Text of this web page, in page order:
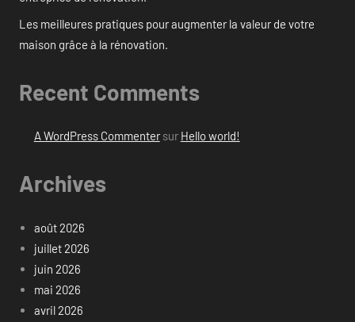
Les meilleures pratiques pour augmenter la valeur de votre
maison grâce à la rénovation.
Recent Comments
A WordPress Commentersur Hello world!
Archives
août 2026
juillet 2026
juin 2026
mai 2026
avril 2026